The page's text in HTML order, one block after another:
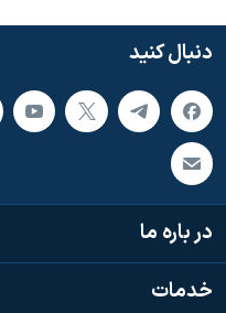
دنبال کنید
در باره ما
خدمات